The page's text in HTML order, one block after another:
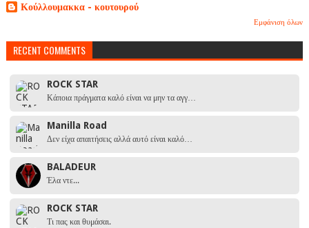
Κούλλουμακκα - κουτουρού
Εμφάνιση όλων
RECENT COMMENTS
ROCK STAR
Κάποια πράγματα καλό είναι να μην τα αγγ…
Manilla Road
Δεν είχα απαιτήσεις αλλά αυτό είναι καλό…
BALADEUR
Έλα ντε...
ROCK STAR
Τι πας και θυμάσαι.